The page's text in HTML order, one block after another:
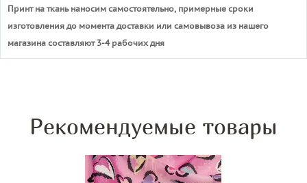
Принт на ткань наносим самостоятельно, примерные сроки
изготовления до момента доставки или самовывоза из нашего
магазина составляют 3-4 рабочих дня
Рекомендуемые товары